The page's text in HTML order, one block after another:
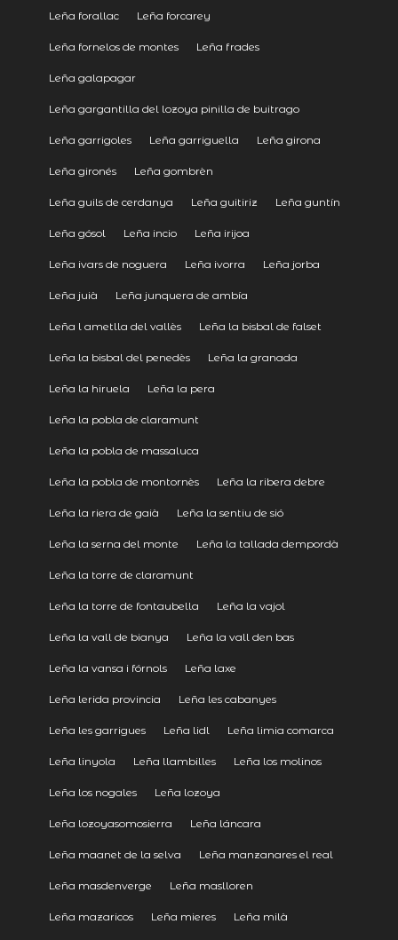
Leña forallac Leña forcarey
Leña fornelos de montes Leña frades
Leña galapagar
Leña gargantilla del lozoya pinilla de buitrago
Leña garrigoles Leña garriguella Leña girona
Leña gironés Leña gombrèn
Leña guils de cerdanya Leña guitiriz Leña guntín
Leña gósol Leña incio Leña irijoa
Leña ivars de noguera Leña ivorra Leña jorba
Leña juià Leña junquera de ambía
Leña l ametlla del vallès Leña la bisbal de falset
Leña la bisbal del penedès Leña la granada
Leña la hiruela Leña la pera
Leña la pobla de claramunt
Leña la pobla de massaluca
Leña la pobla de montornès Leña la ribera debre
Leña la riera de gaià Leña la sentiu de sió
Leña la serna del monte Leña la tallada dempordà
Leña la torre de claramunt
Leña la torre de fontaubella Leña la vajol
Leña la vall de bianya Leña la vall den bas
Leña la vansa i fórnols Leña laxe
Leña lerida provincia Leña les cabanyes
Leña les garrigues Leña lidl Leña limia comarca
Leña linyola Leña llambilles Leña los molinos
Leña los nogales Leña lozoya
Leña lozoyasomosierra Leña láncara
Leña maanet de la selva Leña manzanares el real
Leña masdenverge Leña maslloren
Leña mazaricos Leña mieres Leña milà